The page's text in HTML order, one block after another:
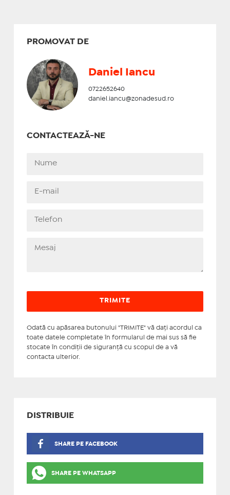
PROMOVAT DE
Daniel Iancu
0722652640
daniel.iancu@zonadesud.ro
CONTACTEAZĂ-NE
Odată cu apăsarea butonului "TRIMITE" vă daţi acordul ca
toate datele completate în formularul de mai sus să fie
stocate în condiţii de siguranţă cu scopul de a vă
contacta ulterior.
DISTRIBUIE
SHARE PE FACEBOOK
SHARE PE WHATSAPP